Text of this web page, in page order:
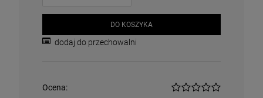
DO KOSZYKA
dodaj do przechowalni
Ocena: